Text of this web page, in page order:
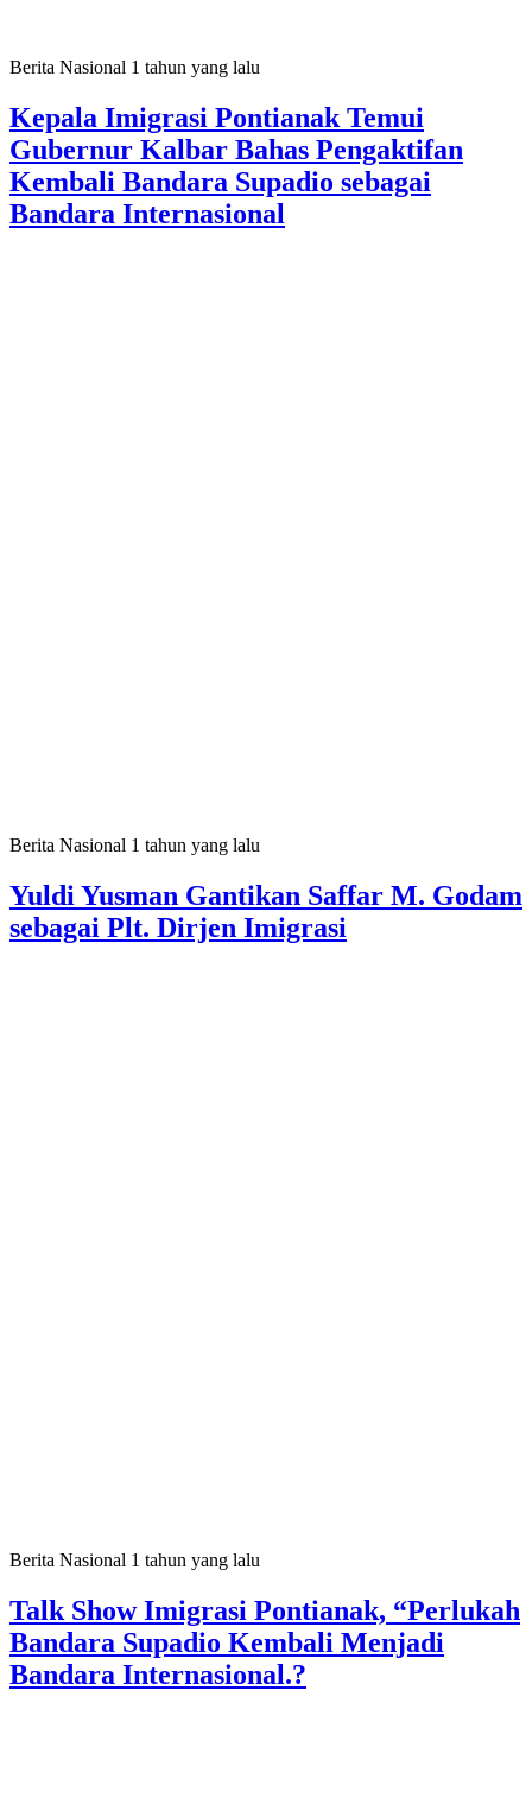
Berita Nasional 1 tahun yang lalu
Kepala Imigrasi Pontianak Temui
Gubernur Kalbar Bahas Pengaktifan
Kembali Bandara Supadio sebagai
Bandara Internasional
Berita Nasional 1 tahun yang lalu
Yuldi Yusman Gantikan Saffar M. Godam
sebagai Plt. Dirjen Imigrasi
Berita Nasional 1 tahun yang lalu
Talk Show Imigrasi Pontianak, “Perlukah
Bandara Supadio Kembali Menjadi
Bandara Internasional.?